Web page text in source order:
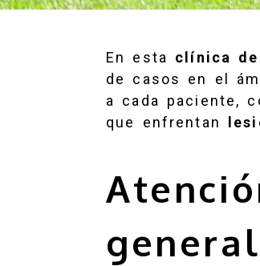
En esta clínica
de casos en el
a cada paciente,
que enfrentan
general